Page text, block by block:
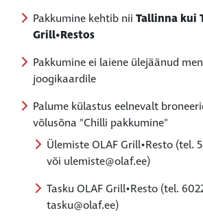
Pakkumine kehtib nii Tallinna kui
Grill•Restos
Pakkumine ei laiene ülejäänud
joogikaardile
Palume külastus eelnevalt
võlusõna "Chilli pakkumine"
Ülemiste OLAF Grill•Resto (tel.
või ulemiste@olaf.ee)
Tasku OLAF Grill•Resto (tel.
tasku@olaf.ee)